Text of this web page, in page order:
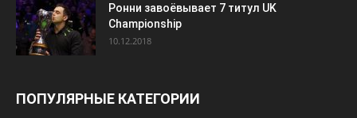
Ронни завоёвывает 7 титул UK
Championship
10.12.2018
ПОПУЛЯРНЫЕ КАТЕГОРИИ